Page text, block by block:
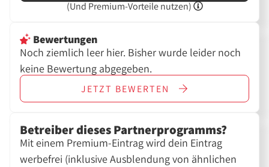
(Und Premium-Vorteile nutzen)
Bewertungen
Noch ziemlich leer hier. Bisher wurde leider noch
keine Bewertung abgegeben.
JETZT BEWERTEN
Betreiber dieses Partnerprogramms?
Mit einem Premium-Eintrag wird dein Eintrag
werbefrei (inklusive Ausblendung von ähnlichen